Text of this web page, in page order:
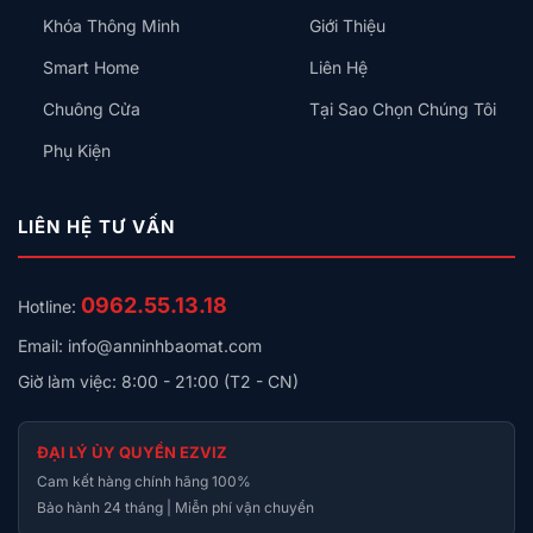
pin
Giao thức kết
WiFi, Zigbee, Bluetooth, Matter (đang cập
Với Aqara Cube T1 Pro, bạn có thể:
lắc hoặc chạm, giúp tiết kiệm thời gian và năng
lượng.
Thiết lập các cảnh như “Tối ưu ánh sáng”, “Bảo vệ
lập phương phù hợp.
Thêm tính năng bảo mật nâng cao khi tích hợp với
Aqara Hub và Matter, đảm bảo dữ liệu được mã hóa
Khóa Thông Minh
Smart Home
Chuông Cửa
Phụ Kiện
Giới Thiệu
Liên Hệ
Tại Sao Chọn Chúng Tôi
LIÊN HỆ TƯ VẤN
Hotline: 0962.55.13.18
Email: info@anninhbaomat.com
Giờ làm việc: 8:00 - 21:00 (T2 - CN)
ĐẠI LÝ ỦY QUYỀN EZVIZ
Cam kết hàng chính hãng 100%
Bảo hành 24 tháng | Miễn phí vận chuyển